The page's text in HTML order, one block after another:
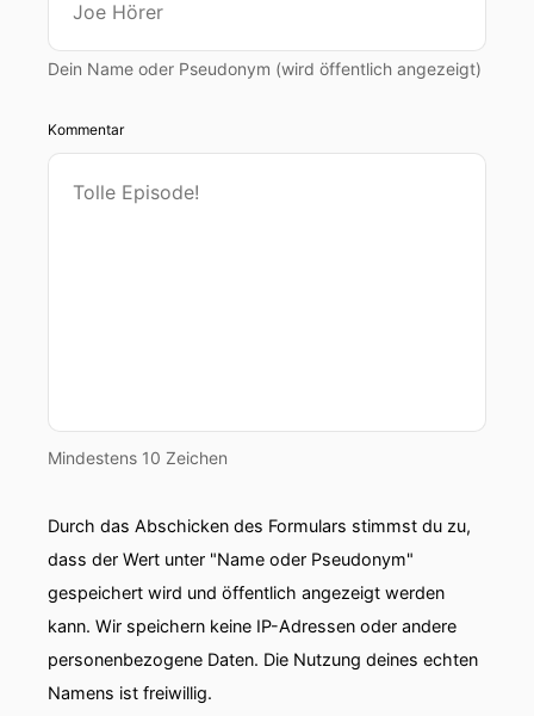
Dein Name oder Pseudonym (wird öffentlich angezeigt)
Kommentar
Mindestens 10 Zeichen
Durch das Abschicken des Formulars stimmst du zu,
dass der Wert unter "Name oder Pseudonym"
gespeichert wird und öffentlich angezeigt werden
kann. Wir speichern keine IP-Adressen oder andere
personenbezogene Daten. Die Nutzung deines echten
Namens ist freiwillig.